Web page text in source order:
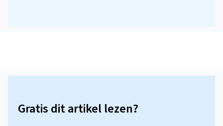
Gratis dit artikel lezen?